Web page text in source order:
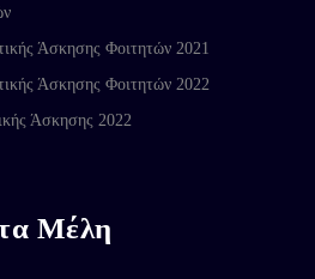
Άσκησης Φοιτητών 2021
Άσκησης Φοιτητών 2022
Άσκησης 2022
Μέλη